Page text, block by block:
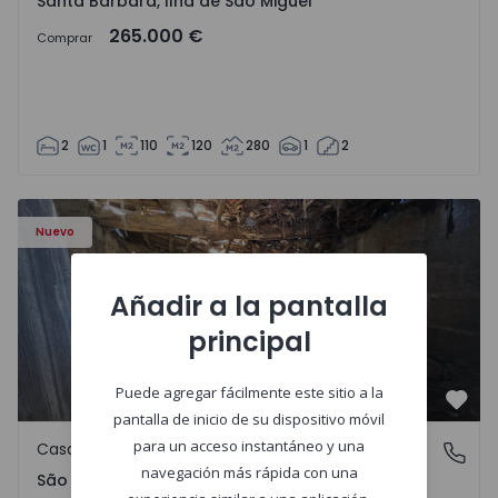
Comprar 265.000 €
2 1 110 120 280 1 2
Nuevo
Casa Vila Real, São Tomé do Castelo e Justes - 1575189 - 1
São Tomé do Castelo e Justes, Vila Real
Casa de Campo
São Tomé do Castelo e Justes, Vila Real
Añadir a la pantalla
principal
Puede agregar fácilmente este sitio a la
pantalla de inicio de su dispositivo móvil
para un acceso instantáneo y una
navegación más rápida con una